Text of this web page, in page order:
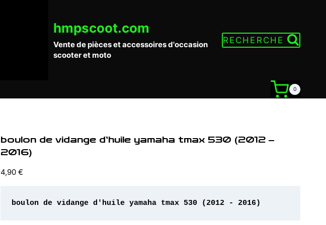
hmpscoot.com
Vente de pièces et accessoires d'occasion
scooter et moto
RECHERCHE
0
boulon de vidange d’huile yamaha tmax 530 (2012 –
2016)
4,90 €
boulon de vidange d'huile yamaha tmax 530 (2012 - 2016)